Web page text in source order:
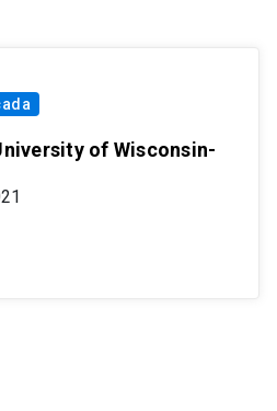
of Wisconsin-